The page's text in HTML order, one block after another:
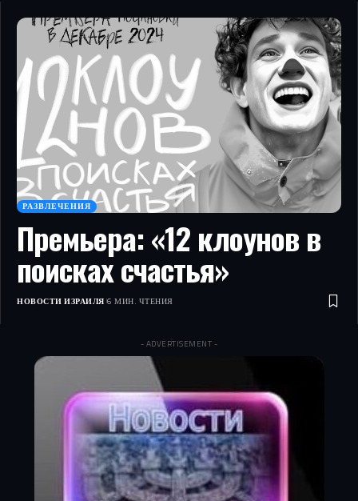
РАЗВЛЕЧЕНИЯ
Премьера: «12 клоунов в
поисках счастья»
НОВОСТИ ИЗРАИЛЯ 6 МИН. ЧТЕНИЯ
- ADVERTISEMENT -